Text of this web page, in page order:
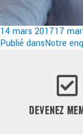
Publié
le
14 mars 201717
Navigation
Publié dansNotre
DEVENEZ